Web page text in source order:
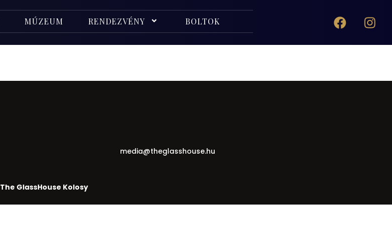
MÚZEUM RENDEZVÉNY BOLTOK
media@theglasshouse.hu
The GlassHouse Kolosy